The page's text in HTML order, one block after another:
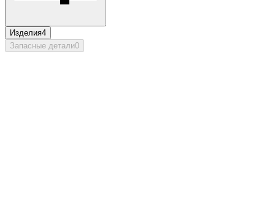
Изделия4
Запасные детали0